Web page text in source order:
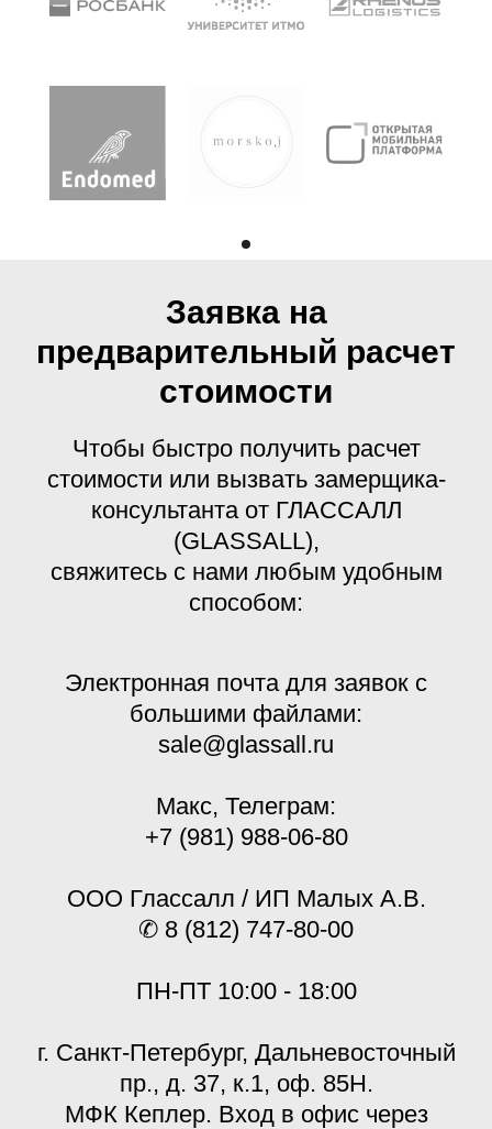
Заявка на
предварительный расчет
стоимости
Чтобы быстро получить расчет
стоимости или вызвать замерщика-
консультанта от ГЛАССАЛЛ
(GLASSALL),
свяжитесь с нами любым удобным
способом:
Электронная почта для заявок с
большими файлами:
sale@glassall.ru
Макс, Телеграм:
+7 (981) 988-06-80
ООО Глассалл / ИП Малых А.В.
✆ 8 (812) 747-80-00
ПН-ПТ 10:00 - 18:00
г. Санкт-Петербург, Дальневосточный
пр., д. 37, к.1, оф. 85Н.
МФК Кеплер. Вход в офис через